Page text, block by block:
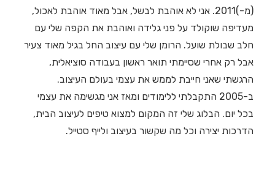
(מ-)2011. אני לא אוהבת לבשל, אבל מאוד אוהבת לאכול,
מעדיפה שוקולד על פני גלידה ואוהבת את הקפה שלי עם
חלב שבולת שועל. הרומן שלי עם עיצוב החל בגיל מאוד צעיר
אבל רק אחרי שסיימתי תואר ראשון בעבודה סוציאלית,
הרגשתי שאני חייבת לממש את עצמי בעולם העיצוב.
ב-2005 התקבלתי ללימודים ומאז אני מגשימה את עצמי
בכל יום. הבלוג שלי זה המקום למצוא טיפים לעיצוב הבית,
הדרכות יצירה וכל מה שקשור בעיצוב ולייף סטייל.